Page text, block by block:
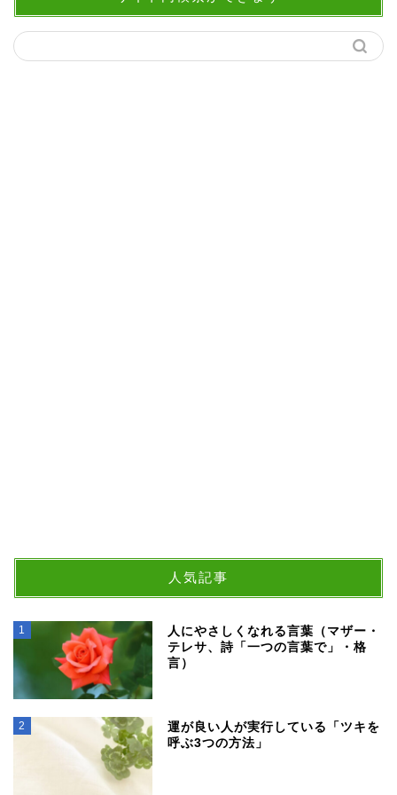
人気記事
1
人にやさしくなれる言葉（マザー・
テレサ、詩「一つの言葉で」・格
言）
2
運が良い人が実行している「ツキを
呼ぶ3つの方法」